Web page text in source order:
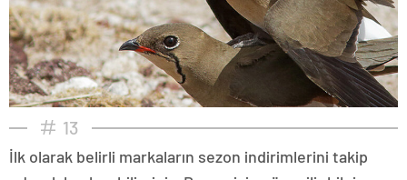
13
İlk olarak belirli markaların sezon indirimlerini takip